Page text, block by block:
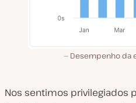
Desempenho da
Nos sentimos privilegiados